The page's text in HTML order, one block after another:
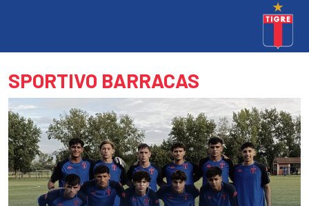
SPORTIVO BARRACAS